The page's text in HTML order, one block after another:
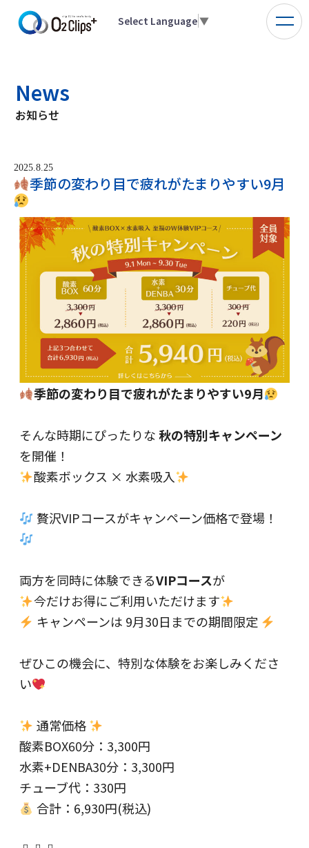
Select Language▼
News
お知らせ
2025.8.25
季節の変わり目で疲れがたまりやすい9月
季節の変わり目で疲れがたまりやすい9月
そんな時期にぴったりな秋の特別キャンペーン
を開催！
酸素ボックス × 水素吸入
贅沢VIPコースがキャンペーン価格で登場！
両方を同時に体験できるVIPコースが
今だけお得にご利用いただけます
キャンペーンは 9月30日までの期間限定
ぜひこの機会に、特別な体験をお楽しみくださ
い
通常価格
酸素BOX60分：3,300円
水素+DENBA30分：3,300円
チューブ代：330円
合計：6,930円(税込)